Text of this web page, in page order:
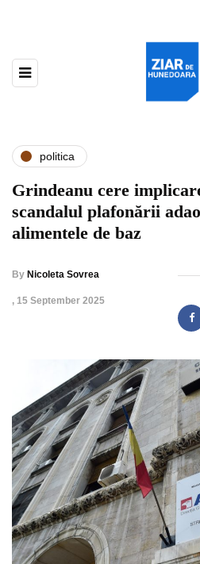
politica
Grindeanu cere
scandalul plafonării
alimentele de baz
By Nicoleta Sovrea
, 15 September 2025